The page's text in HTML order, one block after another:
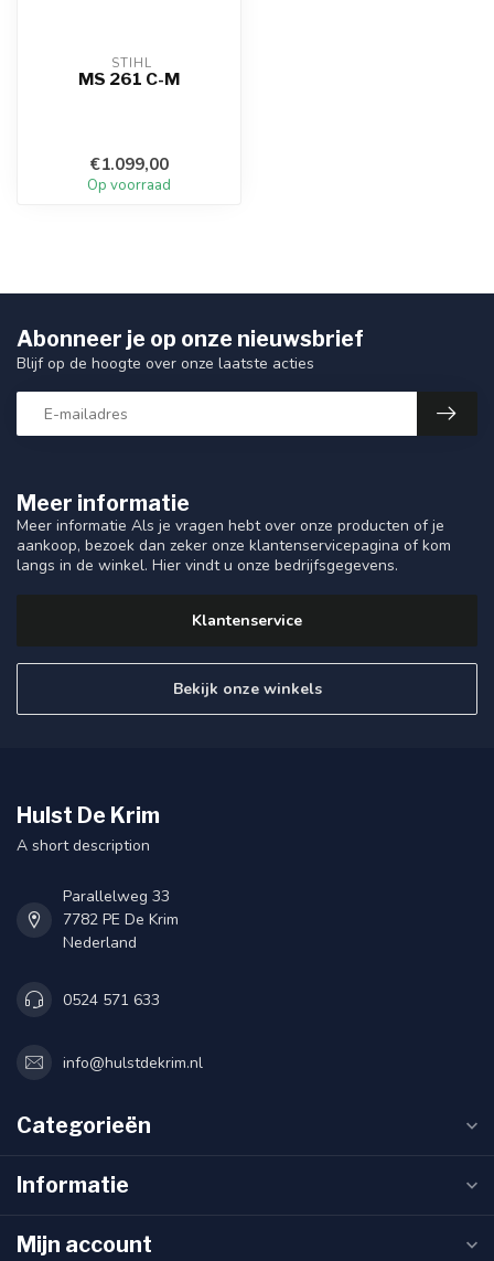
STIHL
MS 261 C-M
€1.099,00
Op voorraad
Meer informatie
Meer informatie Als je vragen hebt over onze producten of je
aankoop, bezoek dan zeker onze klantenservicepagina of kom
langs in de winkel. Hier vindt u onze bedrijfsgegevens.
Klantenservice
Bekijk onze winkels
Abonneer je op onze nieuwsbrief
Blijf op de hoogte over onze laatste acties
Hulst De Krim
A short description
Parallelweg 33
7782 PE De Krim
Nederland
0524 571 633
info@hulstdekrim.nl
Categorieën
Informatie
Mijn account